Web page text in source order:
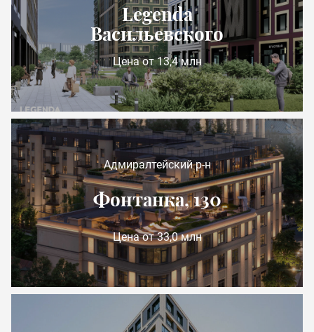
Legenda
Васильевского
Цена от 13,4 млн
Адмиралтейский р-н
Фонтанка, 130
Цена от 33,0 млн